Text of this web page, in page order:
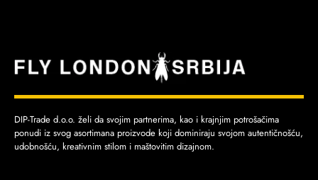
DIP-Trade d.o.o. želi da svojim partnerima, kao i krajnjim potrošačima
ponudi iz svog asortimana proizvode koji dominiraju svojom autentičnošću,
udobnošću, kreativnim stilom i maštovitim dizajnom.